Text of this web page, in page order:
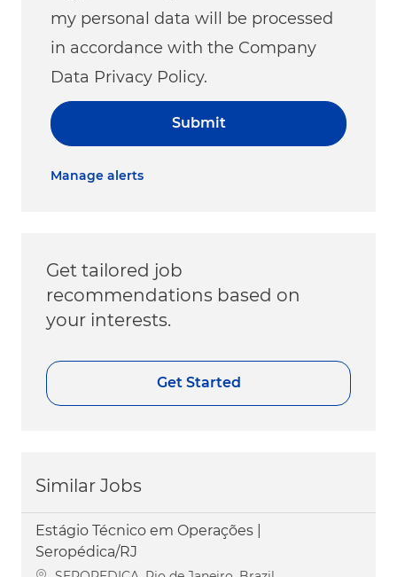
my personal data will be processed
in accordance with the Company
Data Privacy Policy.
Submit
Manage alerts
Get tailored job
recommendations based on
your interests.
Get Started
Similar Jobs
Estágio Técnico em Operações |
Seropédica/RJ